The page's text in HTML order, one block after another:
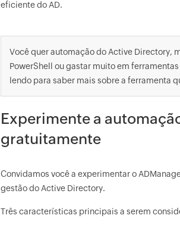
eficiente do AD.
Você quer automação do Active Directory,
PowerShell ou gastar muito em
lendo para saber mais sobre a ferramenta
Experimente a
gratuitamente
Convidamos você a experimentar o
gestão do Active Directory.
Três características principais a serem